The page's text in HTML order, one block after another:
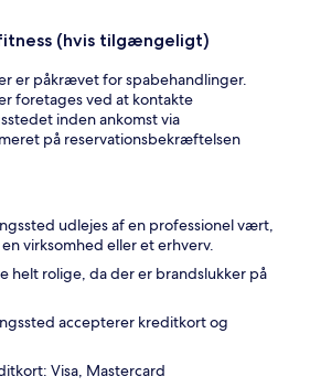
(hvis tilgængeligt)
er påkrævet for spabehandlinger.
foretages ved at kontakte
inden ankomst via
på reservationsbekræftelsen
udlejes af en professionel vært,
virksomhed eller et erhverv.
helt rolige, da der er brandslukker på
accepterer kreditkort og
Visa, Mastercard